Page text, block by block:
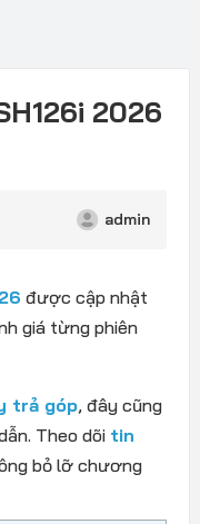
2026
admin
được cập nhật
giá từng phiên
trả góp, đây cũng
Theo dõi tin
bỏ lỡ chương